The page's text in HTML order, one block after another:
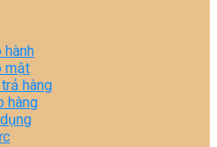
hành
mật
hàng
hàng